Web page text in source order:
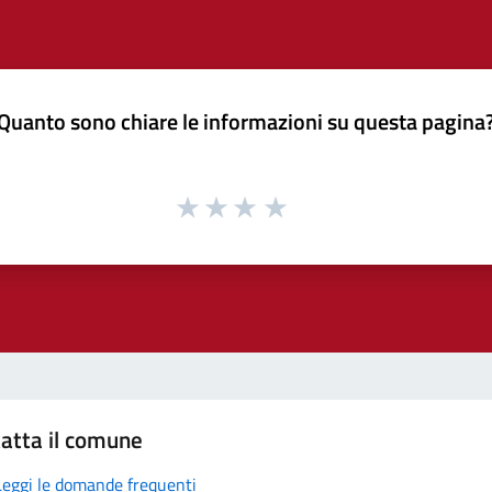
sono chiare le informazioni su questa
il comune
le domande frequenti